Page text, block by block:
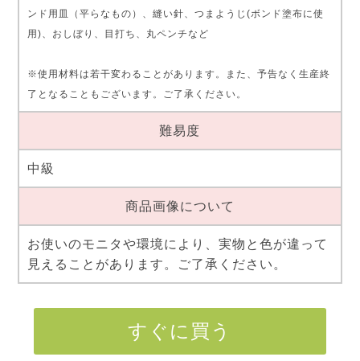
ンド用皿（平らなもの）、縫い針、つまようじ(ボンド塗布に使
用)、おしぼり、目打ち、丸ペンチなど
※使用材料は若干変わることがあります。また、予告なく生産終
了となることもございます。ご了承ください。
難易度
中級
商品画像について
お使いのモニタや環境により、実物と色が違って
見えることがあります。ご了承ください。
すぐに買う